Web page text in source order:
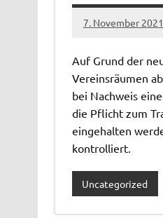
7. November 2021
Auf Grund der
Vereinsräumen
bei Nachweis
die Pflicht zum
eingehalten
kontrolliert.
Uncategorized